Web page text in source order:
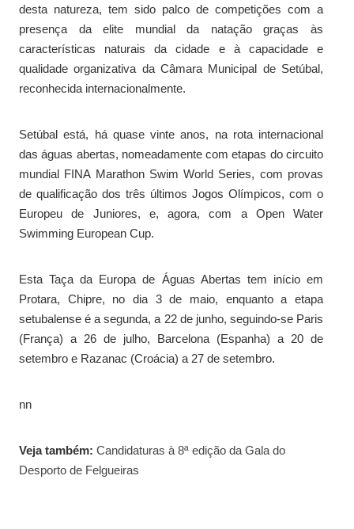
desta natureza, tem sido palco de competições com a
presença da elite mundial da natação graças às
características naturais da cidade e à capacidade e
qualidade organizativa da Câmara Municipal de Setúbal,
reconhecida internacionalmente.
Setúbal está, há quase vinte anos, na rota internacional
das águas abertas, nomeadamente com etapas do circuito
mundial FINA Marathon Swim World Series, com provas
de qualificação dos três últimos Jogos Olímpicos, com o
Europeu de Juniores, e, agora, com a Open Water
Swimming European Cup.
Esta Taça da Europa de Águas Abertas tem início em
Protara, Chipre, no dia 3 de maio, enquanto a etapa
setubalense é a segunda, a 22 de junho, seguindo-se Paris
(França) a 26 de julho, Barcelona (Espanha) a 20 de
setembro e Razanac (Croácia) a 27 de setembro.
nn
Veja também: Candidaturas à 8ª edição da Gala do
Desporto de Felgueiras